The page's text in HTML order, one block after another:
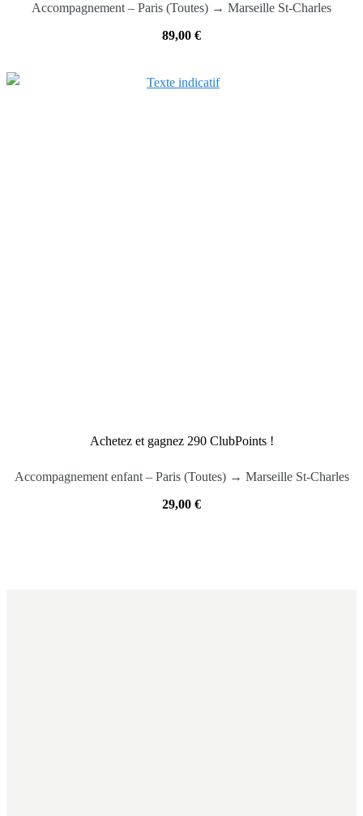
Accompagnement – Paris (Toutes) → Marseille St-Charles
89,00 €
Achetez et gagnez 290 ClubPoints !
Accompagnement enfant – Paris (Toutes) → Marseille St-Charles
29,00 €